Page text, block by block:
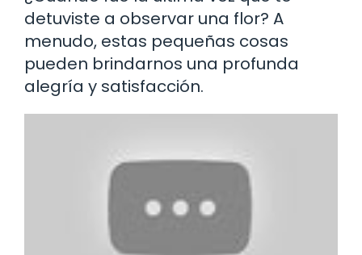
detuviste a observar una flor? A
menudo, estas pequeñas cosas
pueden brindarnos una profunda
alegría y satisfacción.